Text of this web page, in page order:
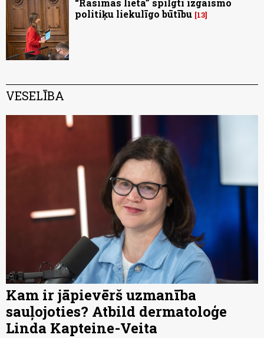
“Rasimas lieta” spilgti izgaismo
politiķu liekulīgo būtību 13
VESELĪBA
Kam ir jāpievērš uzmanība
sauļojoties? Atbild dermatoloģe
Linda Kapteine-Veita